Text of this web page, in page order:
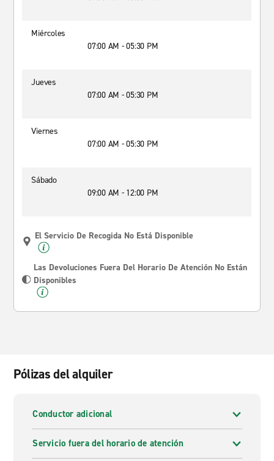
Miércoles
07:00 AM - 05:30 PM
Jueves
07:00 AM - 05:30 PM
Viernes
07:00 AM - 05:30 PM
Sábado
09:00 AM - 12:00 PM
El Servicio De Recogida No Está Disponible
Las Devoluciones Fuera Del Horario De Atención No Están
Disponibles
Pólizas del alquiler
Conductor adicional
Servicio fuera del horario de atención